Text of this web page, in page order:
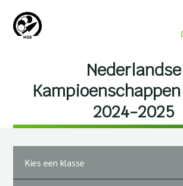
Nederlandse
Kampioenschappen
2024-2025